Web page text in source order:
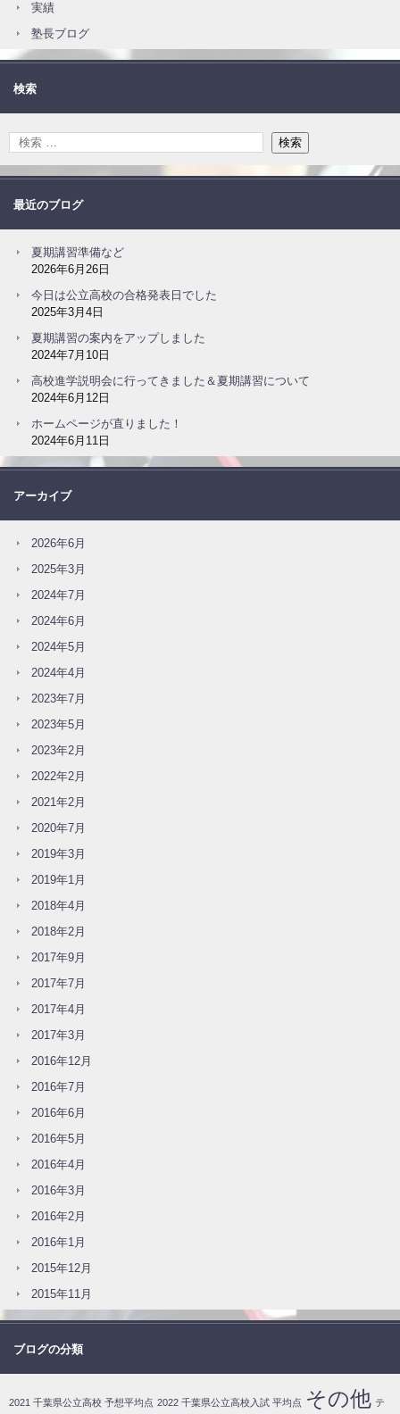
実績
塾長ブログ
検索
最近のブログ
夏期講習準備など
2026年6月26日
今日は公立高校の合格発表日でした
2025年3月4日
夏期講習の案内をアップしました
2024年7月10日
高校進学説明会に行ってきました＆夏期講習について
2024年6月12日
ホームページが直りました！
2024年6月11日
アーカイブ
2026年6月
2025年3月
2024年7月
2024年6月
2024年5月
2024年4月
2023年7月
2023年5月
2023年2月
2022年2月
2021年2月
2020年7月
2019年3月
2019年1月
2018年4月
2018年2月
2017年9月
2017年7月
2017年4月
2017年3月
2016年12月
2016年7月
2016年6月
2016年5月
2016年4月
2016年3月
2016年2月
2016年1月
2015年12月
2015年11月
ブログの分類
2021 千葉県公立高校 予想平均点 2022 千葉県公立高校入試 平均点 その他 テ